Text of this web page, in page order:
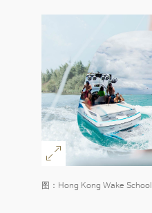
图：Hong Kong Wake School